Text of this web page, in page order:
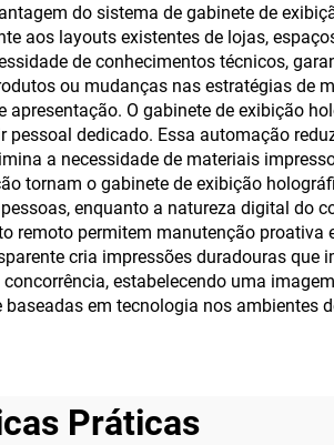
do sistema de gabinete de
aos layouts existentes de lojas,
de conhecimentos técnicos,
ou mudanças nas estratégias de
O gabinete de exibição
dedicado. Essa automação
a necessidade de materiais
tornam o gabinete de exibição
enquanto a natureza digital do
permitem manutenção proativa
cria impressões duradouras
estabelecendo uma
em tecnologia nos ambientes
Práticas